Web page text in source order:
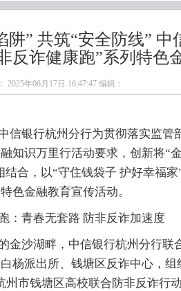
阱” 共筑“安全防线” 中
反诈健康跑”系列特色
2025年06月17日 16:47:47 编辑：
信银行杭州分行为贯彻落实监管
知识万里行活动要求，创新将“
结合，以“守住钱袋子 护好幸福
色金融教育宣传活动。
：青春无套路 防非反诈加速度
金沙湖畔，中信银行杭州分行联
杨派出所、钱塘区反诈中心，
州市钱塘区高校联合防非反诈行